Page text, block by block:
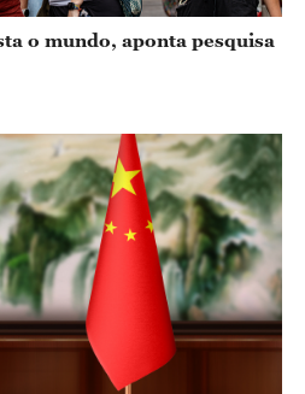
o mundo, aponta pesquisa